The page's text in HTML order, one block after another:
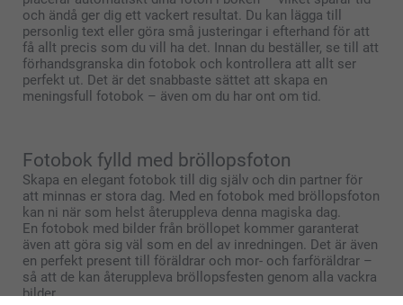
och ändå ger dig ett vackert resultat. Du kan lägga till
personlig text eller göra små justeringar i efterhand för att
få allt precis som du vill ha det. Innan du beställer, se till att
förhandsgranska din fotobok och kontrollera att allt ser
perfekt ut. Det är det snabbaste sättet att skapa en
meningsfull fotobok – även om du har ont om tid.
Fotobok fylld med bröllopsfoton
Skapa en elegant fotobok till dig själv och din partner för
att minnas er stora dag. Med en fotobok med bröllopsfoton
kan ni när som helst återuppleva denna magiska dag.
En fotobok med bilder från bröllopet kommer garanterat
även att göra sig väl som en del av inredningen. Det är även
en perfekt present till föräldrar och mor- och farföräldrar –
så att de kan återuppleva bröllopsfesten genom alla vackra
bilder.